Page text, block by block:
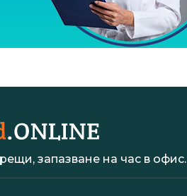
запазване на час в офис.